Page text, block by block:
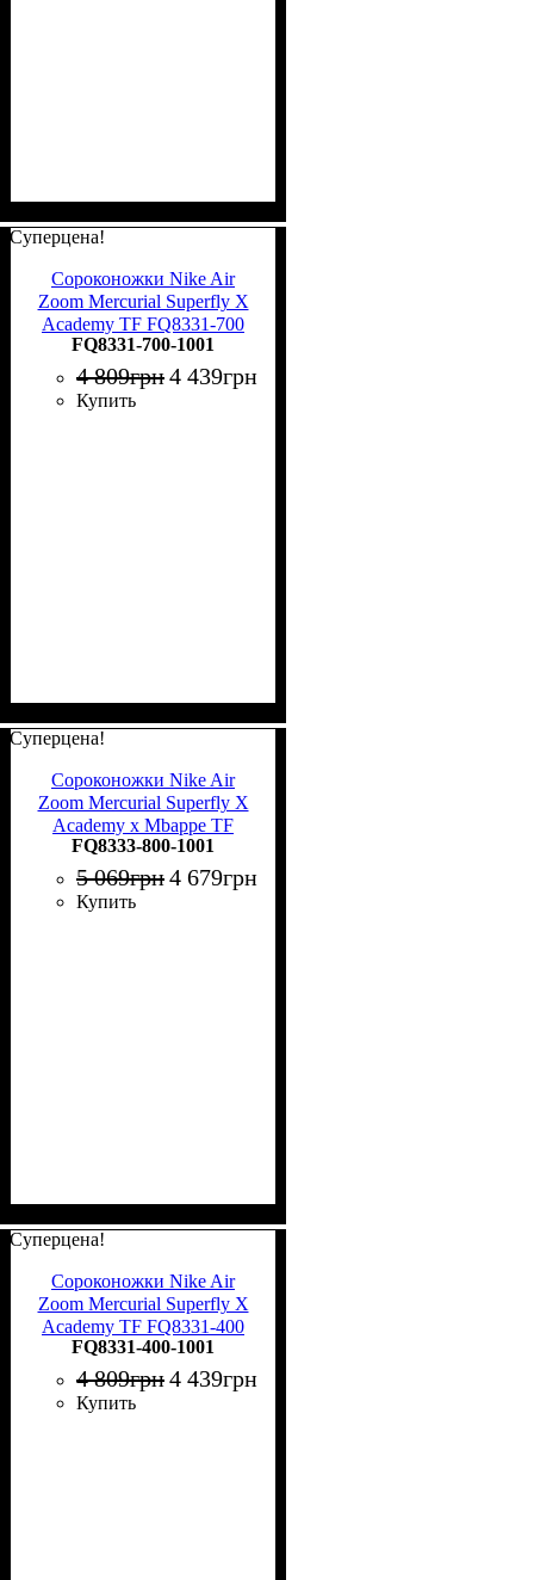
Суперцена!
Сороконожки Nike Air
Zoom Mercurial Superfly X
Academy TF FQ8331-700
FQ8331-700-1001
4 809грн4 439грн
Купить
Суперцена!
Сороконожки Nike Air
Zoom Mercurial Superfly X
Academy x Mbappe TF
FQ8333-800
FQ8333-800-1001
5 069грн4 679грн
Купить
Суперцена!
Сороконожки Nike Air
Zoom Mercurial Superfly X
Academy TF FQ8331-400
FQ8331-400-1001
4 809грн4 439грн
Купить